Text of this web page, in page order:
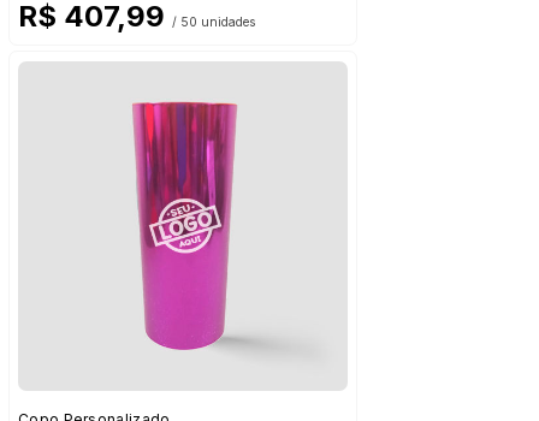
R$ 407,99 / 50 unidades